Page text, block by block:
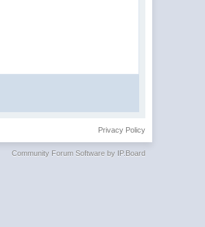
Privacy Policy
Community Forum Software by IP.Board